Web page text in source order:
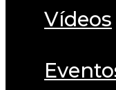
Vídeos